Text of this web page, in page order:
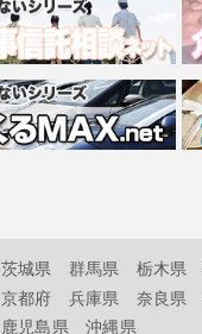
茨城県 群馬県 栃木県
京都府 兵庫県 奈良県
鹿児島県 沖縄県